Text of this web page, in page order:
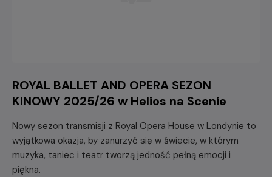
ROYAL BALLET AND OPERA SEZON
KINOWY 2025/26 w Helios na Scenie
Nowy sezon transmisji z Royal Opera House w Londynie to
wyjątkowa okazja, by zanurzyć się w świecie, w którym
muzyka, taniec i teatr tworzą jedność pełną emocji i
piękna.